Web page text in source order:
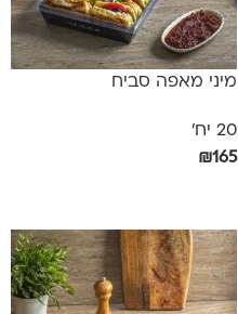
מיני מאפה סביח
20 יח'
₪165